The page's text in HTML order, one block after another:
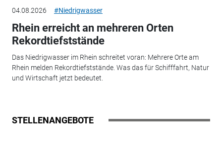
04.08.2026 #Niedrigwasser
Rhein erreicht an mehreren Orten
Rekordtiefststände
Das Niedrigwasser im Rhein schreitet voran: Mehrere Orte am
Rhein melden Rekordtiefststände. Was das für Schifffahrt, Natur
und Wirtschaft jetzt bedeutet.
STELLENANGEBOTE